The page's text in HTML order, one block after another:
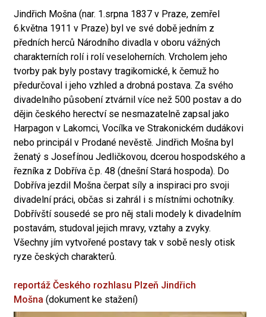
Jindřich Mošna (nar. 1.srpna 1837 v Praze, zemřel
6.května 1911 v Praze) byl ve své době jedním z
předních herců Národního divadla v oboru vážných
charakterních rolí i rolí veseloherních. Vrcholem jeho
tvorby pak byly postavy tragikomické, k čemuž ho
předurčoval i jeho vzhled a drobná postava. Za svého
divadelního působení ztvárnil více než 500 postav a do
dějin českého herectví se nesmazatelně zapsal jako
Harpagon v Lakomci, Vocílka ve Strakonickém dudákovi
nebo principál v Prodané nevěstě. Jindřich Mošna byl
ženatý s Josefínou Jedličkovou, dcerou hospodského a
řezníka z Dobříva č.p. 48 (dnešní Stará hospoda). Do
Dobříva jezdil Mošna čerpat síly a inspiraci pro svoji
divadelní práci, občas si zahrál i s místními ochotníky.
Dobřívští sousedé se pro něj stali modely k divadelním
postavám, studoval jejich mravy, vztahy a zvyky.
Všechny jím vytvořené postavy tak v sobě nesly otisk
ryze českých charakterů.
reportáž Českého rozhlasu Plzeň Jindřich
Mošna (dokument ke stažení)